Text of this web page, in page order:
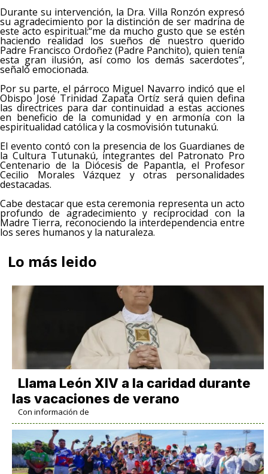
Durante su intervención, la Dra. Villa Ronzón expresó
su agradecimiento por la distinción de ser madrina de
este acto espiritual:“me da mucho gusto que se estén
haciendo realidad los sueños de nuestro querido
Padre Francisco Ordoñez (Padre Panchito), quien tenía
esta gran ilusión, así como los demás sacerdotes”,
señaló emocionada.
Por su parte, el párroco Miguel Navarro indicó que el
Obispo José Trinidad Zapata Ortíz será quien defina
las directrices para dar continuidad a estas acciones
en beneficio de la comunidad y en armonía con la
espiritualidad católica y la cosmovisión tutunakú.
El evento contó con la presencia de los Guardianes de
la Cultura Tutunakú, integrantes del Patronato Pro
Centenario de la Diócesis de Papantla, el Profesor
Cecilio Morales Vázquez y otras personalidades
destacadas.
Cabe destacar que esta ceremonia representa un acto
profundo de agradecimiento y reciprocidad con la
Madre Tierra, reconociendo la interdependencia entre
los seres humanos y la naturaleza.
Lo más leido
Llama León XIV a la caridad durante
las vacaciones de verano
Con información de